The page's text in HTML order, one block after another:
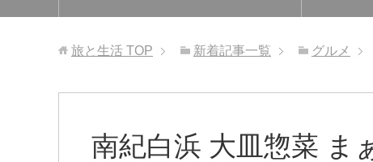
旅と生活 TOP 新着記事一覧 グルメ
南紀白浜 大皿惣菜 ま